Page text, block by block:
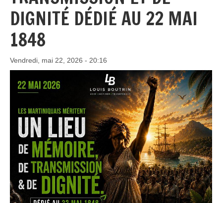
DIGNITÉ DÉDIÉ AU 22 MAI
1848
Vendredi, mai 22, 2026 - 20:16